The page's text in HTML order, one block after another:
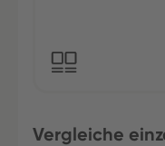
Vergleiche